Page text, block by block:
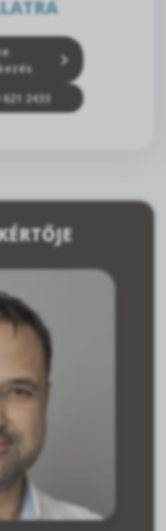
621 2433